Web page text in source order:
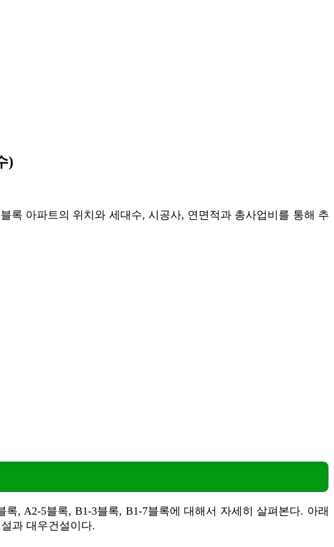
)
록 아파트의 위치와 세대수, 시공사, 연면적과 총사업비를 통해 추
, A2-5블록, B1-3블록, B1-7블록에 대해서 자세히 살펴본다. 아래
과 대우건설이다.